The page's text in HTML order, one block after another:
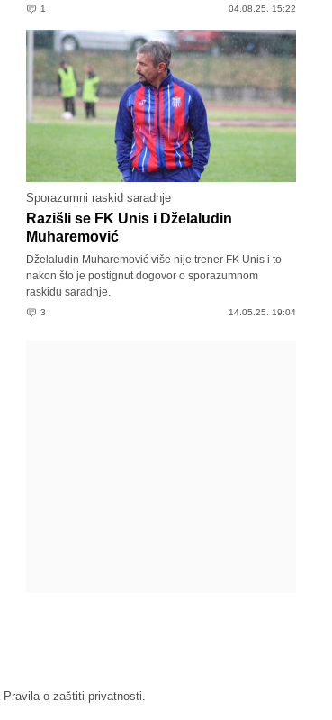
1 04.08.25. 15:22
Sporazumni raskid saradnje
Razišli se FK Unis i Dželaludin
Muharemović
Dželaludin Muharemović više nije trener FK Unis i to
nakon što je postignut dogovor o sporazumnom
raskidu saradnje.
3 14.05.25. 19:04
Pravila o zaštiti privatnosti.